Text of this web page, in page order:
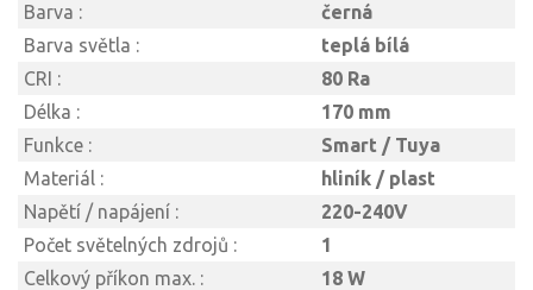
Barva :
černá
Barva světla :
teplá bílá
CRI :
80 Ra
Délka :
170 mm
Funkce :
Smart / Tuya
Materiál :
hliník / plast
Napětí / napájení :
220-240V
Počet světelných zdrojů :
1
Celkový příkon max. :
18 W